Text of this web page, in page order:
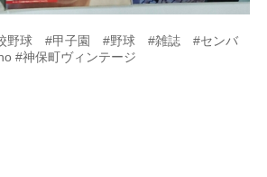
野球 #甲子園 #野球 #雑誌 #センバ
#神保町ヴィンテージ